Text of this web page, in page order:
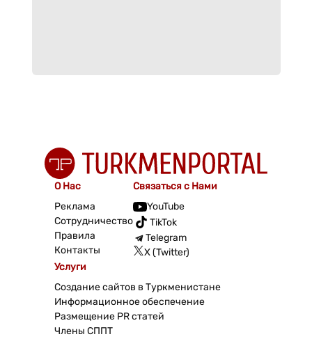
О Нас
Реклама
Сотрудничество
Правила
Контакты
Связаться с Нами
YouTube
TikTok
Telegram
X (Twitter)
Услуги
Создание сайтов в Туркменистане
Информационное обеспечение
Размещение PR статей
Члены СППТ